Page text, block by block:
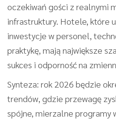
oczekiwań gości z realnymi
infrastruktury. Hotele, które
inwestycje w personel,
praktykę, mają największe
sukces i odporność na
Synteza: rok 2026 będzie
trendów, gdzie przewagę
spójne, mierzalne programy